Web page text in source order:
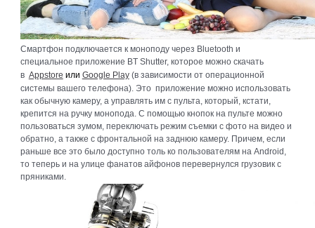
Смартфон подключается к моноподу через Bluetooth и
специальное приложение BT Shutter, которое можно скачать
в Appstore или Google Play(в зависимости от операционной
системы вашего телефона). Это приложение можно использовать
как обычную камеру, а управлять им с пульта, который, кстати,
крепится на ручку монопода. С помощью кнопок на пульте можно
пользоваться зумом, переключать режим съемки с фото на видео и
обратно, а также с фронтальной на заднюю камеру. Причем, если
раньше все это было доступно толь ко пользователям на Android,
то теперь и на улице фанатов айфонов перевернулся грузовик с
пряниками.